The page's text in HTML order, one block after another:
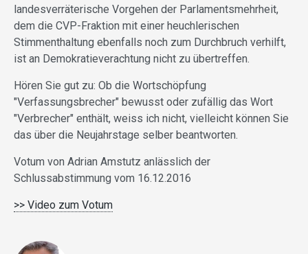
landesverräterische Vorgehen der Parlamentsmehrheit,
dem die CVP-Fraktion mit einer heuchlerischen
Stimmenthaltung ebenfalls noch zum Durchbruch verhilft,
ist an Demokratieverachtung nicht zu übertreffen.
Hören Sie gut zu: Ob die Wortschöpfung
"Verfassungsbrecher" bewusst oder zufällig das Wort
"Verbrecher" enthält, weiss ich nicht, vielleicht können Sie
das über die Neujahrstage selber beantworten.
Votum von Adrian Amstutz anlässlich der
Schlussabstimmung vom 16.12.2016
>> Video zum Votum